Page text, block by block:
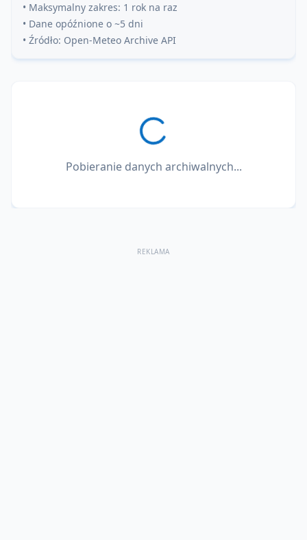
• Maksymalny zakres: 1 rok na raz
• Dane opóźnione o ~5 dni
• Źródło: Open-Meteo Archive API
Pobieranie danych archiwalnych...
REKLAMA